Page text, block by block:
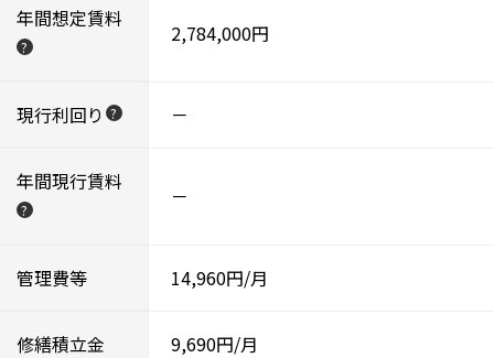
年間想定賃料
? 2,784,000円
現行利回り ? －
年間現行賃料
? －
管理費等 14,960円/月
修繕積立金 9,690円/月